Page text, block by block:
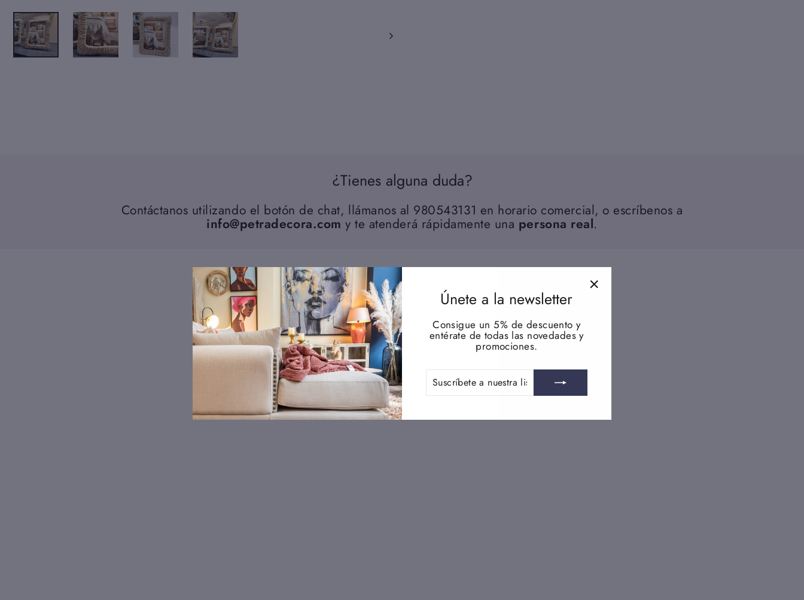
Únete a la newsletter
Consigue un 5% de descuento y
entérate de todas las novedades y
promociones.
SUSCRÍBETE
NUESTRA
LISTA
¿Tienes alguna duda?
Contáctanos utilizando el botón de chat, llámanos al 980543131 en horario comercial, o escríbenos a
info@petradecora.com y te atenderá rápidamente una persona real.
Productos similares